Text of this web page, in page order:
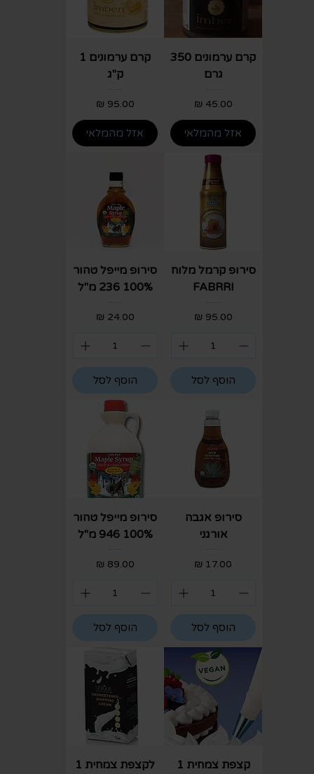
קרם ערמונים 350
גרם
מחיר
אזל מהמלאי
קרם ערמונים 1
ק"ג
מחיר
אזל מהמלאי
סירופ קרמל מלוח
FABRRI
מחיר
הוסף לסל
סירופ מייפל טהור
100% 236 מ"ל
מחיר
הוסף לסל
סירופ אגבה
אורגני
מחיר
הוסף לסל
סירופ מייפל טהור
100% 946 מ"ל
מחיר
הוסף לסל
קצפת צמחית 1
לקצפת צמחית 1